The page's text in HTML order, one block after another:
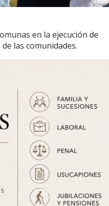
en la ejecución de
las comunidades.